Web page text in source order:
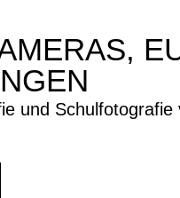
und Schulfotografie